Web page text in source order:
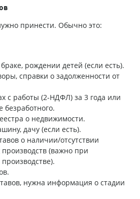
принести. Обычно это:
рождении детей (если есть).
справки о задолженности от
с работы (2-НДФЛ) за 3 года или
безработного.
о недвижимости.
дачу (если есть).
о наличии/отсутствии
(важно при
нужна информация о стадии